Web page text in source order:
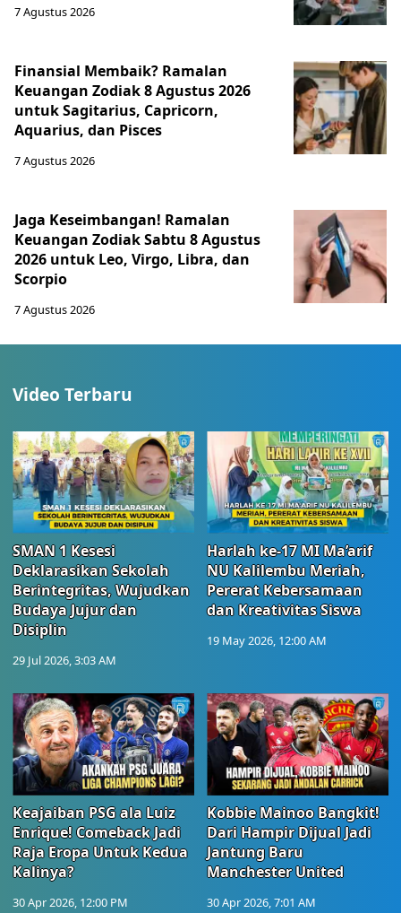
7 Agustus 2026
Finansial Membaik? Ramalan
Keuangan Zodiak 8 Agustus 2026
untuk Sagitarius, Capricorn,
Aquarius, dan Pisces
7 Agustus 2026
Jaga Keseimbangan! Ramalan
Keuangan Zodiak Sabtu 8 Agustus
2026 untuk Leo, Virgo, Libra, dan
Scorpio
7 Agustus 2026
Video Terbaru
SMAN 1 Kesesi
Deklarasikan Sekolah
Berintegritas, Wujudkan
Budaya Jujur dan
Disiplin
29 Jul 2026, 3:03 AM
Harlah ke-17 MI Ma’arif
NU Kalilembu Meriah,
Pererat Kebersamaan
dan Kreativitas Siswa
19 May 2026, 12:00 AM
Keajaiban PSG ala Luiz
Enrique! Comeback Jadi
Raja Eropa Untuk Kedua
Kalinya?
30 Apr 2026, 12:00 PM
Kobbie Mainoo Bangkit!
Dari Hampir Dijual Jadi
Jantung Baru
Manchester United
30 Apr 2026, 7:01 AM